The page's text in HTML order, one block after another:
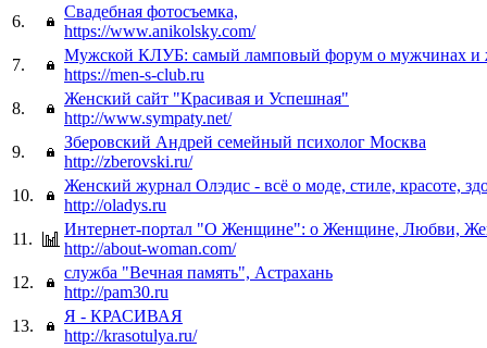
6.
Свадебная фотосъемка,
https://www.anikolsky.com/
7.
Мужской КЛУБ: самый ламповый форум о мужчинах и
https://men-s-club.ru
8.
Женский сайт "Красивая и Успешная"
http://www.sympaty.net/
9.
Зберовский Андрей семейный психолог Москва
http://zberovski.ru/
10.
Женский журнал Олэдис - всё о моде, стиле, красоте,
http://oladys.ru
11.
Интернет-портал "О Женщине": о Женщине, Любви,
http://about-woman.com/
12.
служба "Вечная память", Астрахань
http://pam30.ru
13.
Я - КРАСИВАЯ
http://krasotulya.ru/